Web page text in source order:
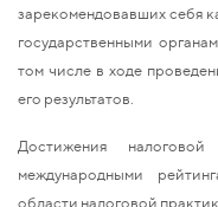
зарекомендовавших себя
государственными
том числе в ходе
его результатов.
Достижения
международными
области налоговой